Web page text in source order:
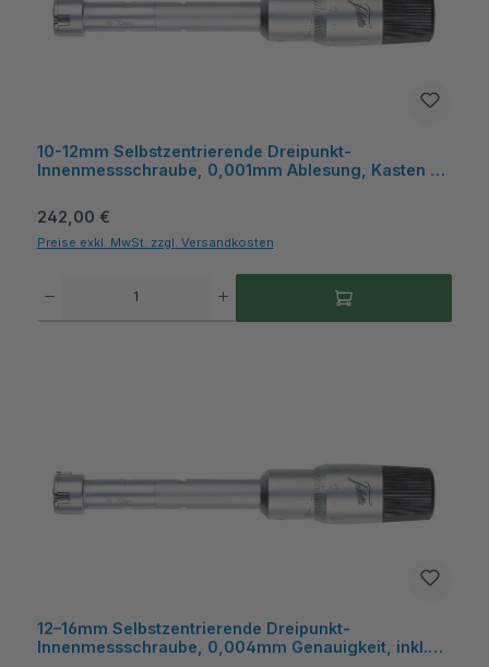
10-12mm Selbstzentrierende Dreipunkt-
Innenmessschraube, 0,001mm Ablesung, Kasten -
Regulärer Preis:
242,00 €
Preise exkl. MwSt. zzgl. Versandkosten
12–16mm Selbstzentrierende Dreipunkt-
Innenmessschraube, 0,004mm Genauigkeit, inkl.